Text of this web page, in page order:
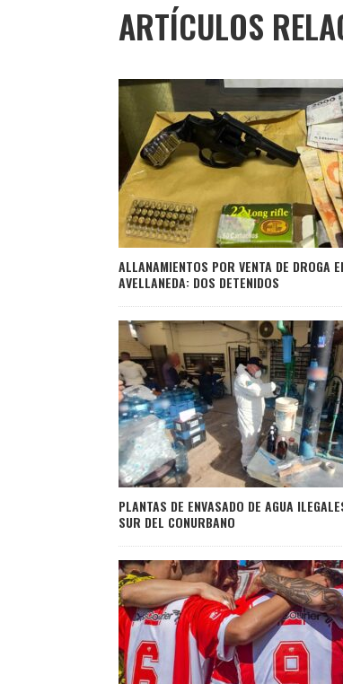
ARTÍCULOS
ALLANAMIENTOS POR VENTA DE DROGA
AVELLANEDA: DOS DETENIDOS
PLANTAS DE ENVASADO DE AGUA
SUR DEL CONURBANO